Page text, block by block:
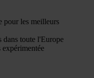
pour les meilleurs
dans toute l'Europe